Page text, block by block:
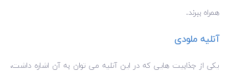
همراه ببرند.
آتلیه ملودی
یکی از جذابیت هایی که در این آتلیه می توان به آن اشاره داشت،